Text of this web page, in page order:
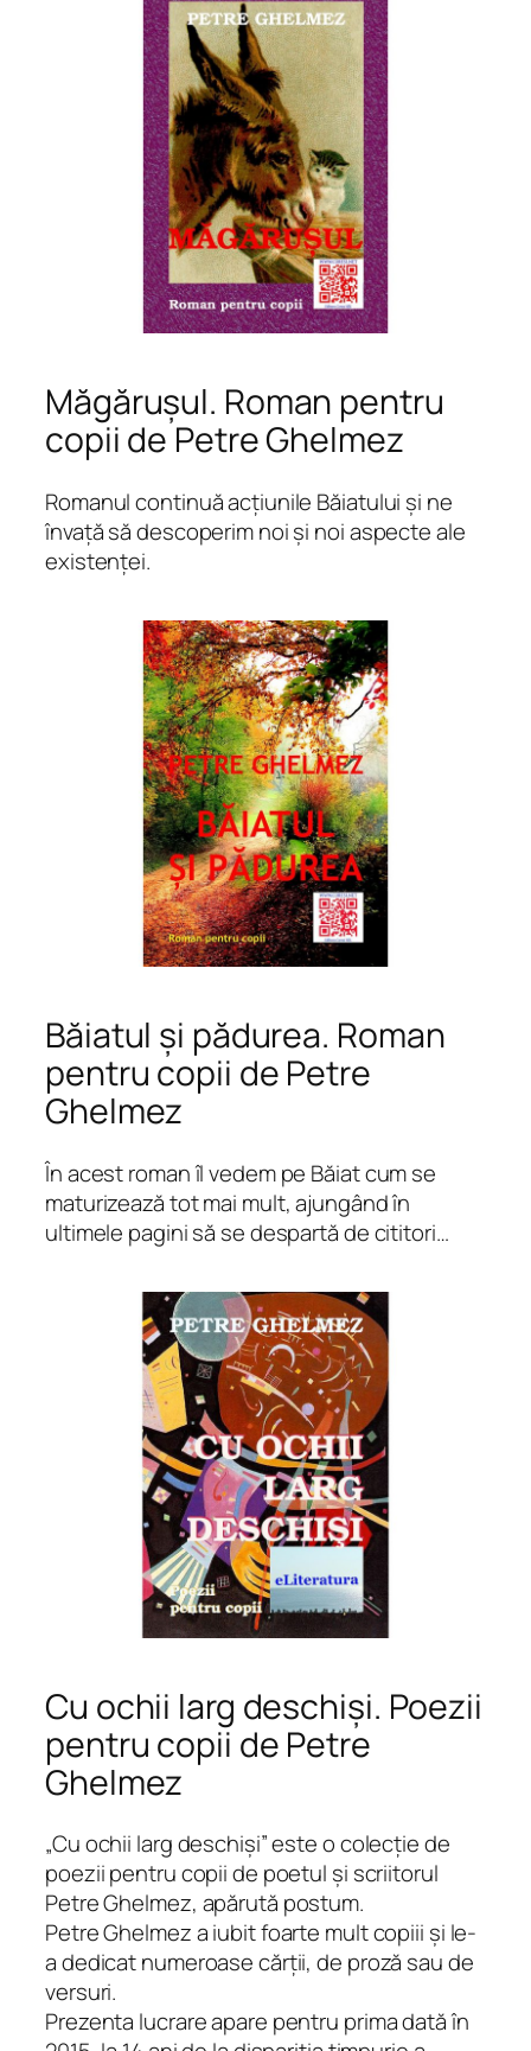
Măgărușul. Roman pentru
copii de Petre Ghelmez
Romanul continuă acțiunile Băiatului și ne
învață să descoperim noi și noi aspecte ale
existenței.
Băiatul și pădurea. Roman
pentru copii de Petre
Ghelmez
În acest roman îl vedem pe Băiat cum se
maturizează tot mai mult, ajungând în
ultimele pagini să se despartă de cititori…
Cu ochii larg deschiși. Poezii
pentru copii de Petre
Ghelmez
„Cu ochii larg deschişi” este o colecţie de
poezii pentru copii de poetul şi scriitorul
Petre Ghelmez, apărută postum.
Petre Ghelmez a iubit foarte mult copiii şi le-
a dedicat numeroase cărţii, de proză sau de
versuri.
Prezenta lucrare apare pentru prima dată în